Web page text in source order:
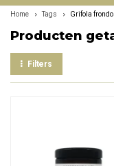
Home Tags Grifola
Producten
Filters